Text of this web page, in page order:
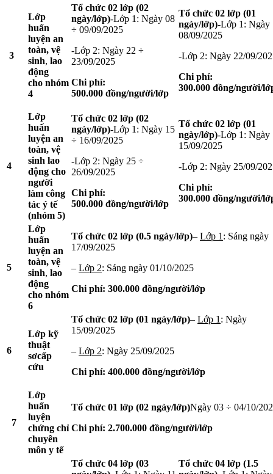
3
Lớp
huấn
luyện an
toàn, vệ
sinh, lao
động
cho nhóm
4
Tổ chức 02 lớp (02
ngày/lớp)-Lớp 1: Ngày 08
÷ 09/09/2025
-Lớp 2: Ngày 22 ÷
23/09/2025
Chi phí:
500.000 đồng/người/lớp
Tổ chức 02 lớp (01
ngày/lớp)-Lớp 1: Ngày
08/09/2025
-Lớp 2: Ngày 22/09/
Chi phí:
300.000 đồng/người/
4
Lớp
huấn
luyện an
toàn, vệ
sinh lao
động cho
người
làm công
tác ý tế
(nhóm 5)
Tổ chức 02 lớp (02
ngày/lớp)-Lớp 1: Ngày 15
÷ 16/09/2025
-Lớp 2: Ngày 25 ÷
26/09/2025
Chi phí:
500.000 đồng/người/lớp
Tổ chức 02 lớp (01
ngày/lớp)-Lớp 1: Ngày
15/09/2025
-Lớp 2: Ngày 25/09/
Chi phí:
300.000 đồng/người/
5
Lớp
huấn
luyện an
toàn, vệ
sinh, lao
động
cho nhóm
6
Tổ chức 02 lớp (0.5 ngày/lớp)– Lớp 1 : Sáng ngày
17/09/2025
– Lớp 2: Sáng ngày 01/10/2025
Chi phí: 300.000 đồng/người/lớp
6
Lớp kỹ
thuật
sơcấp
cứu
Tổ chức 02 lớp (01 ngày/lớp)– Lớp 1 : Ngày
15/09/2025
– Lớp 2: Ngày 25/09/2025
Chi phí: 400.000 đồng/người/lớp
7
Lớp
huấn
luyện
chứng chỉ
chuyên
môn y tế
Tổ chức 01 lớp (02 ngày/lớp)Ngày 03 ÷ 04/10/
Chi phí: 2.700.000 đồng/người/lớp
Tổ chức 04 lớp (03
Tổ chức 04 lớp (1.5